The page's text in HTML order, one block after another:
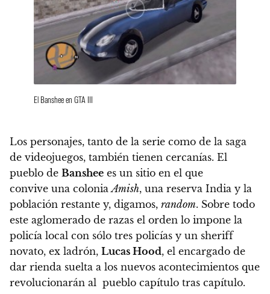
El Banshee en GTA III
Los personajes, tanto de la serie como de la saga
de videojuegos, también tienen cercanías. El
pueblo de Banshee es un sitio en el que
convive una coloniaAmish, una reserva India y la
población restante y, digamos, random. Sobre todo
este aglomerado de razas el orden lo impone la
policía local con sólo tres policías y un sheriff
novato, ex ladrón, Lucas Hood, el encargado de
dar rienda suelta a los nuevos acontecimientos que
revolucionarán al pueblo capítulo tras capítulo.